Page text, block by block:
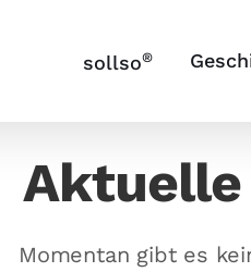
sollso®
Aktuelle
Momentan gibt es